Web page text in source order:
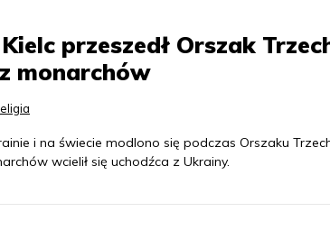
przeszedł Orszak
monarchów
i na świecie modlono się podczas Orszaku
wcielił się uchodźca z Ukrainy.